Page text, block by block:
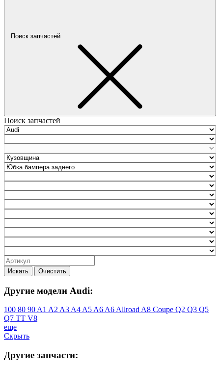
Поиск запчастей
Поиск запчастей
Искать Очистить
Другие модели Audi:
100 80 90 A1 A2 A3 A4 A5 A6 A6 Allroad A8 Coupe Q2 Q3 Q5
Q7 TT V8
еще
Скрыть
Другие запчасти: